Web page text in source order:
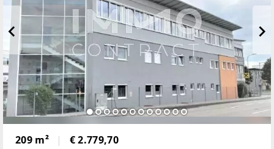
209 m² € 2.779,70